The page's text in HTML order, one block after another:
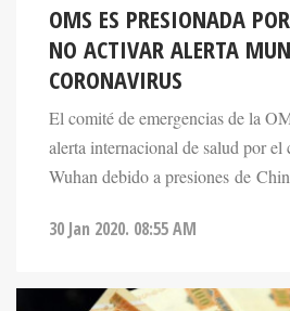
OMS ES PRESIONADA
NO ACTIVAR ALERTA
CORONAVIRUS
El comité de emergencias de la
alerta internacional de salud por el
Wuhan debido a presiones de
30 Jan 2020. 08:55 AM